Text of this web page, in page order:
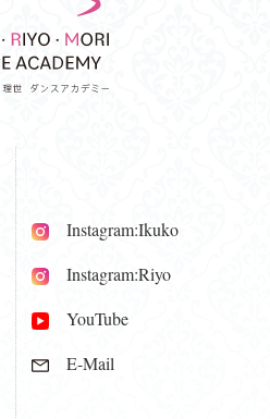
Instagram:Ikuko
Instagram:Riyo
YouTube
E-Mail